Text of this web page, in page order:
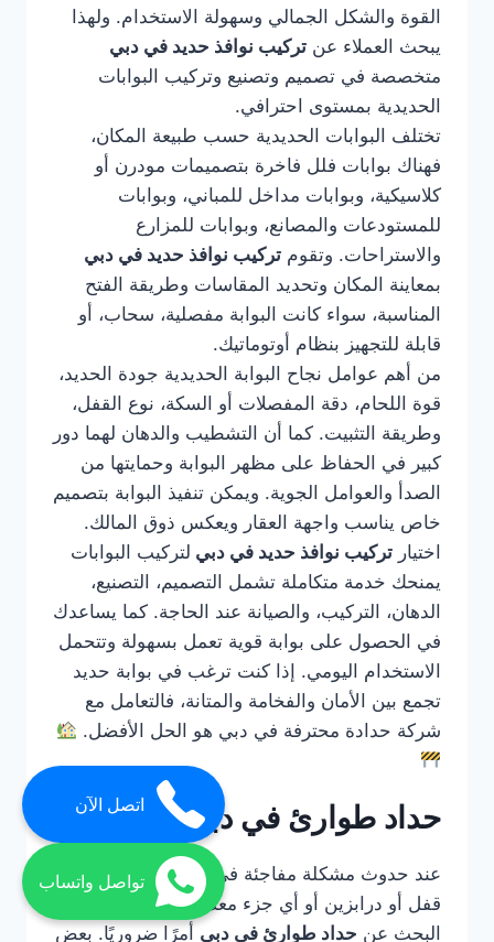
القوة والشكل الجمالي وسهولة الاستخدام. ولهذا
يبحث العملاء عن تركيب نوافذ حديد في دبي
متخصصة في تصميم وتصنيع وتركيب البوابات
الحديدية بمستوى احترافي.
تختلف البوابات الحديدية حسب طبيعة المكان،
فهناك بوابات فلل فاخرة بتصميمات مودرن أو
كلاسيكية، وبوابات مداخل للمباني، وبوابات
للمستودعات والمصانع، وبوابات للمزارع
والاستراحات. وتقوم تركيب نوافذ حديد في دبي
بمعاينة المكان وتحديد المقاسات وطريقة الفتح
المناسبة، سواء كانت البوابة مفصلية، سحاب، أو
قابلة للتجهيز بنظام أوتوماتيك.
من أهم عوامل نجاح البوابة الحديدية جودة الحديد،
قوة اللحام، دقة المفصلات أو السكة، نوع القفل،
وطريقة التثبيت. كما أن التشطيب والدهان لهما دور
كبير في الحفاظ على مظهر البوابة وحمايتها من
الصدأ والعوامل الجوية. ويمكن تنفيذ البوابة بتصميم
خاص يناسب واجهة العقار ويعكس ذوق المالك.
اختيار تركيب نوافذ حديد في دبي لتركيب البوابات
يمنحك خدمة متكاملة تشمل التصميم، التصنيع،
الدهان، التركيب، والصيانة عند الحاجة. كما يساعدك
في الحصول على بوابة قوية تعمل بسهولة وتتحمل
الاستخدام اليومي. إذا كنت ترغب في بوابة حديد
تجمع بين الأمان والفخامة والمتانة، فالتعامل مع
شركة حدادة محترفة في دبي هو الحل الأفضل.
حداد طوارئ في دبي
عند حدوث مشكلة مفاجئة في باب حديد أو بوابة أو
قفل أو درابزين أو أي جزء معدني مهم، يصبح
البحث عن حداد طوارئ في دبي أمرًا ضروريًا. بعض
اتصل الآن
تواصل واتساب